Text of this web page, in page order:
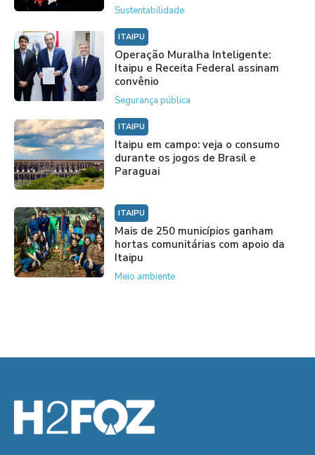
Sustentabilidade
ITAIPU
Operação Muralha Inteligente:
Itaipu e Receita Federal assinam
convênio
Segurança pública
ITAIPU
Itaipu em campo: veja o consumo
durante os jogos de Brasil e
Paraguai
ITAIPU
Mais de 250 municípios ganham
hortas comunitárias com apoio da
Itaipu
Meio ambiente